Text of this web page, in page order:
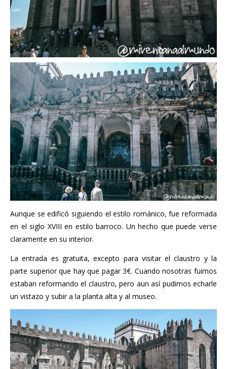
Aunque se edificó siguiendo el estilo románico, fue reformada
en el siglo XVIII en estilo barroco. Un hecho que puede verse
claramente en su interior.
La entrada es gratuita, excepto para visitar el claustro y la
parte superior que hay que pagar 3€. Cuando nosotras fuimos
estaban reformando el claustro, pero aun así pudimos echarle
un vistazo y subir a la planta alta y al museo.